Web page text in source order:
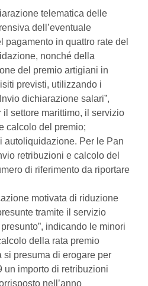
telematica delle
dell’eventuale
pagamento in quattro rate del
nonché della
del premio artigiani in
previsti, utilizzando i
dichiarazione salari”,
il settore marittimo, il servizio
calcolo del premio;
autoliquidazione. Per le Pan
retribuzioni e calcolo del
di riferimento da riportare
motivata di riduzione
tramite il servizio
indicando le minori
della rata premio
si presuma di erogare per
un importo di retribuzioni
nell’anno